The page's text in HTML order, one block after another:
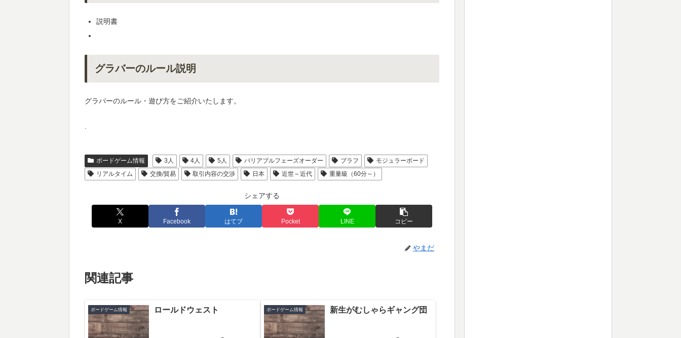
説明書
グラバーのルール説明
グラバーのルール・遊び方をご紹介いたします。
.
ボードゲーム情報 3人 4人 5人 バリアブルフェーズオーダー ブラフ
モジュラーボード
リアルタイム
交換/貿易 取引内容の交渉 日本 近世～近代 重量級（60分～）
シェアする
X Facebook はてブ Pocket LINE コピー
やまだ
関連記事
ボードゲーム情報 ロールドウェスト ボードゲーム情報 新生がむしゃらギャング団